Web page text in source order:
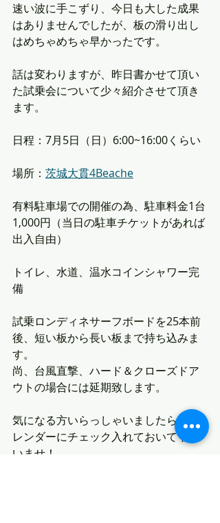
速い波に手こずり、今日も大した成果
はありませんでしたが、板の滑り出し
はめちゃめちゃ早かったです。
話は変わりますが、昨日書かせて頂い
た試乗会について少々紹介させて頂き
ます。
日程：7月5日（日）6:00~16:00くらい
場所： 茨城大貫4Beache
有料駐車場での開催の為、駐車料金1台
1,000円（当日の駐車チケットがあれば
出入自由）
トイレ、水道、温水コインシャワー完
備
試乗ロンディネサーフボードを25本前
後、短い板から長い板まで持ち込みま
す。
尚、台風直撃、ハード＆クローズドア
ウトの場合には延期致します。
気になる方いらっしゃいましたら、カ
レンダーにチェック入れておいて下さ
いませ！